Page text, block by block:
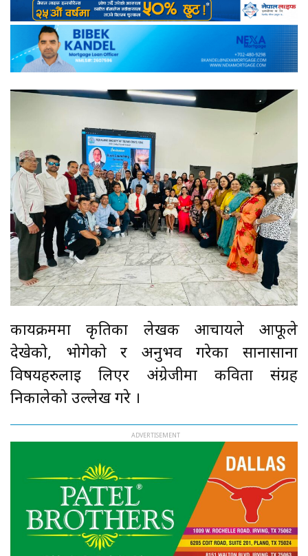
कार्यक्रममा कृतिका लेखक आचार्यले आफूले
देखेको, भोगेको र अनुभव गरेका सानासाना
विषयहरुलाई लिएर अंग्रेजीमा कविता संग्रह
निकालेको उल्लेख गरे ।